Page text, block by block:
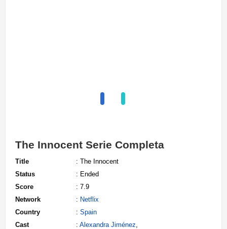
The Innocent Serie Completa
Title
: The Innocent
Status
: Ended
Score
: 7.9
Network
: Netflix
Country
: Spain
Cast
: Alexandra Jiménez,